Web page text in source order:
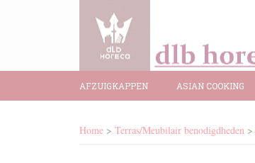
AFZUIGKAPPEN ASIAN COOKING
Home > Terras/Meubilair benodigdheden >